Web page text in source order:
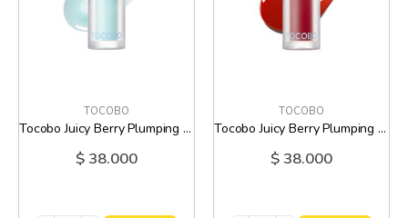
TOCOBO
Tocobo Juicy Berry Plumping Lip Oil 00 Frozen Berry
$ 38.000
TOCOBO
Tocobo Juicy Berry Plumping Lip Oil 01 Chill Red
$ 38.000